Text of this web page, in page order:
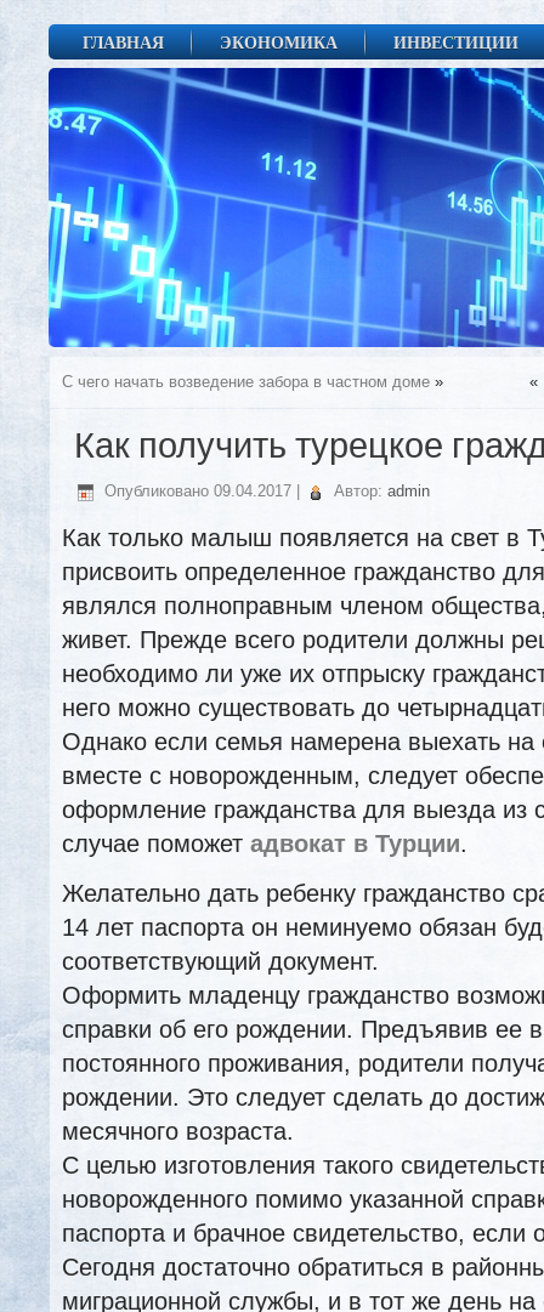
ГЛАВНАЯ ЭКОНОМИКА ИНВЕСТИЦИИ
С чего начать возведение забора в частном доме » «
Как получить турецкое
Опубликовано 09.04.2017 Автор: admin
Как только малыш появляется на свет в
присвоить определенное гражданство
являлся полноправным членом
живет. Прежде всего родители должны
необходимо ли уже их отпрыску
него можно существовать до
Однако если семья намерена выехать на
вместе с новорожденным, следует
оформление гражданства для выезда из
случае поможет адвокат в Турции.
Желательно дать ребенку гражданство
14 лет паспорта он неминуемо обязан
соответствующий документ.
Оформить младенцу гражданство
справки об его рождении. Предъявив ее
постоянного проживания, родители
рождении. Это следует сделать до
месячного возраста.
С целью изготовления такого
новорожденного помимо указанной
паспорта и брачное свидетельство, если
Сегодня достаточно обратиться в
миграционной службы, и в тот же день на